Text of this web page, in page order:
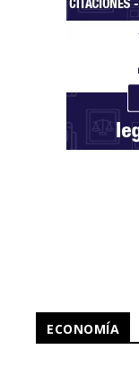
ECONOMÍA